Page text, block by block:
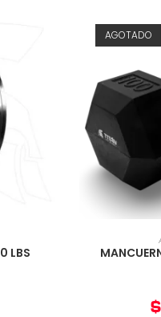
LBS
AGOTADO
$